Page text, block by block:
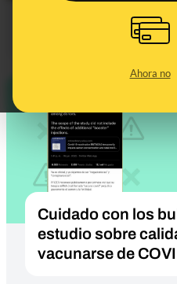
Ahora no
Cuidado con los
estudio sobre
vacunarse de